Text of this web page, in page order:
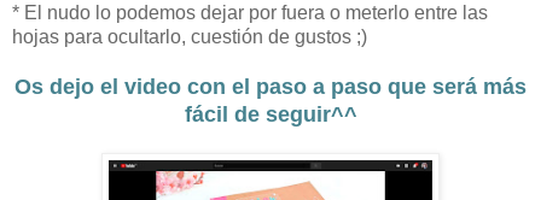
* El nudo lo podemos dejar por fuera o meterlo entre las
hojas para ocultarlo, cuestión de gustos ;)
Os dejo el video con el paso a paso que será más
fácil de seguir^^